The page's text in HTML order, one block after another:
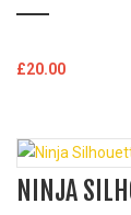
£20.00
weist
mehrere
Varianten
NINJA